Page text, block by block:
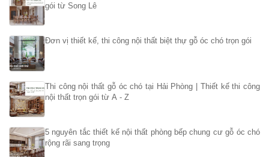
gói từ Song Lê
Đơn vị thiết kế, thi công nội thất biệt thự gỗ óc chó trọn gói
Thi công nội thất gỗ óc chó tại Hải Phòng | Thiết kế thi công
nội thất trọn gói từ A - Z
5 nguyên tắc thiết kế nội thất phòng bếp chung cư gỗ óc chó
rộng rãi sang trọng